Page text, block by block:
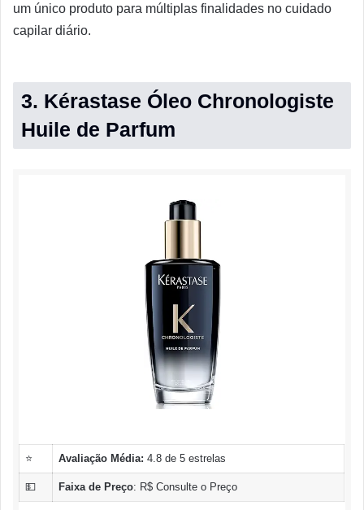
um único produto para múltiplas finalidades no cuidado
capilar diário.
3. Kérastase Óleo Chronologiste
Huile de Parfum
⭐ Avaliação Média: 4.8 de 5 estrelas
💵 Faixa de Preço: R$ Consulte o Preço